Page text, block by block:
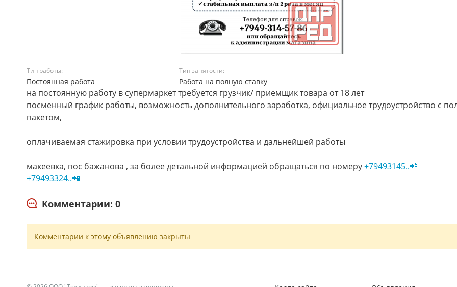
Тип работы:
Постоянная работа
Тип занятости:
Работа на полную ставку
на постоянную работу в супермаркет требуется грузчик/ приемщик товара от 18 лет
посменный график работы, возможность дополнительного заработка, официальное трудоустройство с
пакетом,
оплачиваемая стажировка при условии трудоустройства и дальнейшей работы
макеевка, пос бажанова , за более детальной информацией обращаться по номеру+79493145..📲
+79493324..📲
Комментарии: 0
Комментарии к этому объявлению закрыты